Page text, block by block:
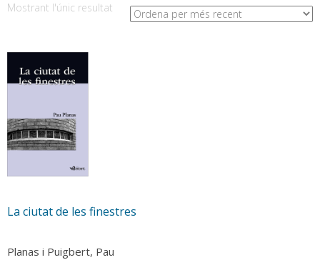
Mostrant l'únic resultat
La ciutat de les finestres
Planas i Puigbert, Pau